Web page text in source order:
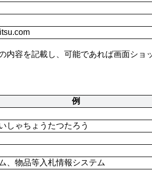
内容を記載し、可能であれば画面ショ
例
しゃちょうたつたろう
、物品等入札情報システム